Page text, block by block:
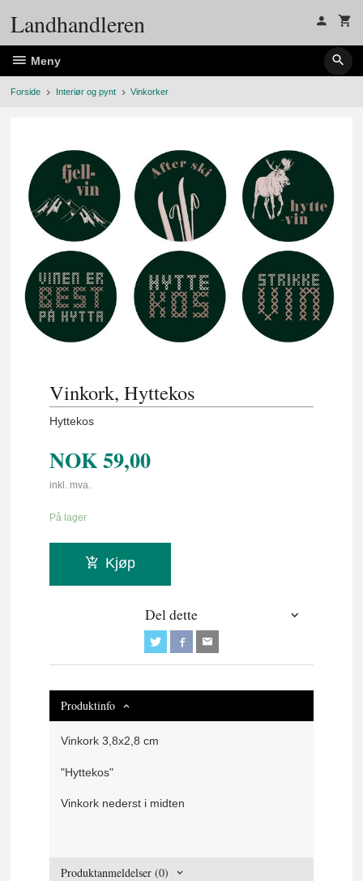
Landhandleren
Meny
Forside Interiør og pynt Vinkorker
Vinkork, Hyttekos
Hyttekos
NOK59,00
inkl. mva.
På lager
Kjøp
Del dette
Produktinfo
Vinkork 3,8x2,8 cm
"Hyttekos"
Vinkork nederst i midten
Produktanmeldelser (0)